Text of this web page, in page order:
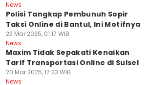
News
Polisi Tangkap Pembunuh Sopir
Taksi Online di Bantul, Ini Motifnya
23 Mar 2025, 01:17 WIB
News
Maxim Tidak Sepakati Kenaikan
Tarif Transportasi Online di Sulsel
20 Mar 2025, 17:23 WIB
News